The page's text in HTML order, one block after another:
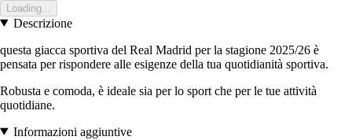
Loading...
Descrizione
questa giacca sportiva del Real Madrid per la stagione 2025/26 è
pensata per rispondere alle esigenze della tua quotidianità sportiva.
Robusta e comoda, è ideale sia per lo sport che per le tue attività
quotidiane.
Informazioni aggiuntive